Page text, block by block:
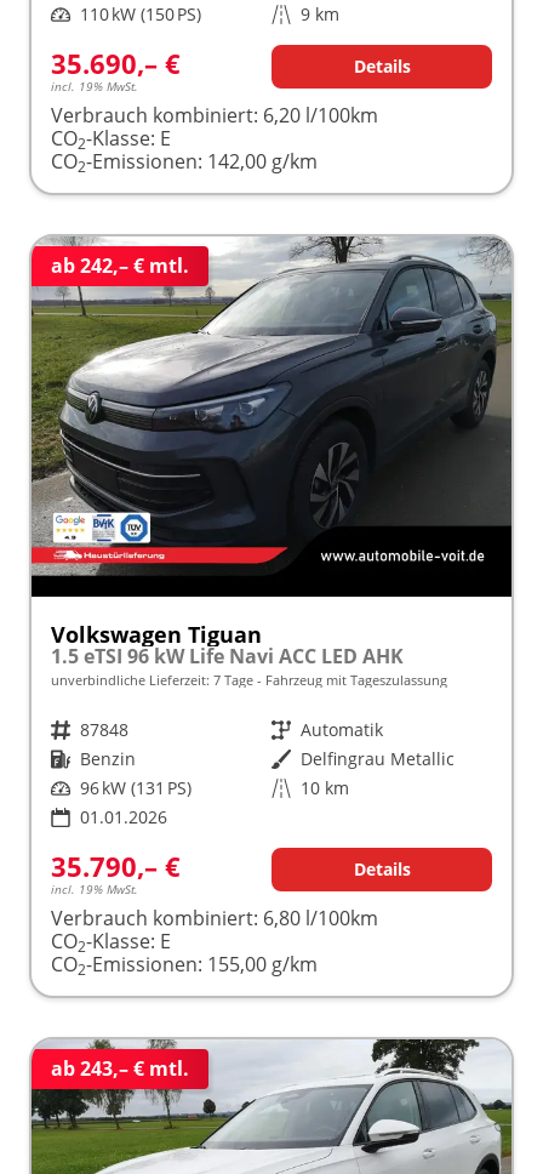
Leistung 110 kW (150 PS) Kilometerstand 9 km
35.690,– €
incl. 19% MwSt.
Details
Verbrauch kombiniert: 6,20 l/100km
CO2-Klasse: E
CO2-Emissionen: 142,00 g/km
ab 242,– € mtl.
Volkswagen Tiguan
1.5 eTSI 96 kW Life Navi ACC LED AHK
unverbindliche Lieferzeit: 7 Tage Fahrzeug mit Tageszulassung
Fahrzeugnr. 87848 Getriebe Automatik
Kraftstoff Benzin Außenfarbe Delfingrau Metallic
Leistung 96 kW (131 PS) Kilometerstand 10 km
01.01.2026
35.790,– €
incl. 19% MwSt.
Details
Verbrauch kombiniert: 6,80 l/100km
CO2-Klasse: E
CO2-Emissionen: 155,00 g/km
ab 243,– € mtl.